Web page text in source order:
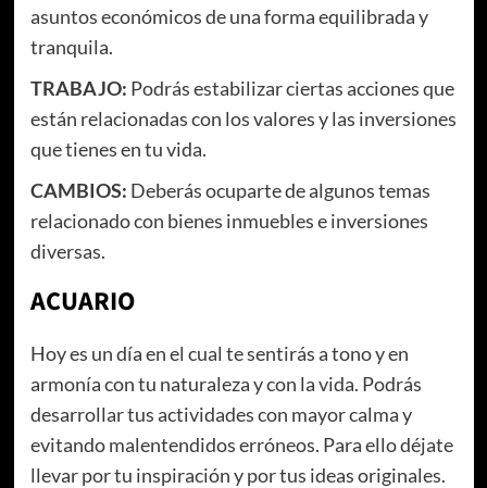
asuntos económicos de una forma equilibrada y
tranquila.
TRABAJO: Podrás estabilizar ciertas acciones que
están relacionadas con los valores y las inversiones
que tienes en tu vida.
CAMBIOS: Deberás ocuparte de algunos temas
relacionado con bienes inmuebles e inversiones
diversas.
ACUARIO
Hoy es un día en el cual te sentirás a tono y en
armonía con tu naturaleza y con la vida. Podrás
desarrollar tus actividades con mayor calma y
evitando malentendidos erróneos. Para ello déjate
llevar por tu inspiración y por tus ideas originales.